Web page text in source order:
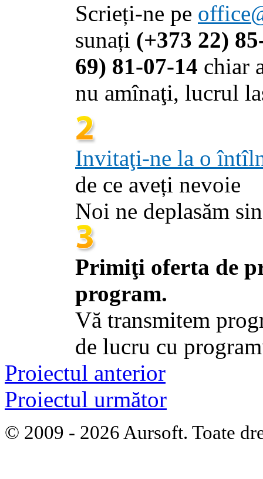
Scrieți-ne pe
sunați (+373 22)
69) 81-07-14 chiar
nu amînaţi, lucrul
Invitaţi-ne la o
de ce aveți nevoie
Noi ne deplasăm
Primiţi oferta de
program.
Vă transmitem
de lucru cu
Proiectul anterior
Proiectul următor
© 2009 - 2026 Aursoft. Toate